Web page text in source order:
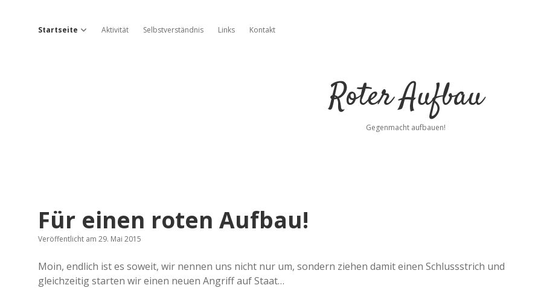
Startseite Dropdown-Menü öffnen
Aktivität Selbstverständnis Links Kontakt
Roter Aufbau
Gegenmacht aufbauen!
Roter
Aufbau
Beiträge
Für einen roten Aufbau!
Veröffentlicht am 29. Mai 2015
Moin, endlich ist es soweit, wir nennen uns nicht nur um, sondern ziehen damit einen Schlussstrich und
gleichzeitig starten wir einen neuen Angriff auf Staat…